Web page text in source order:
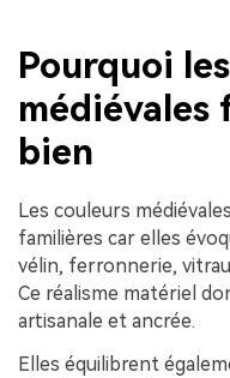
Pourquoi
bien
Les couleurs
familières car elles
vélin, ferronnerie,
Ce réalisme matériel
artisanale et ancrée.
Elles équilibrent